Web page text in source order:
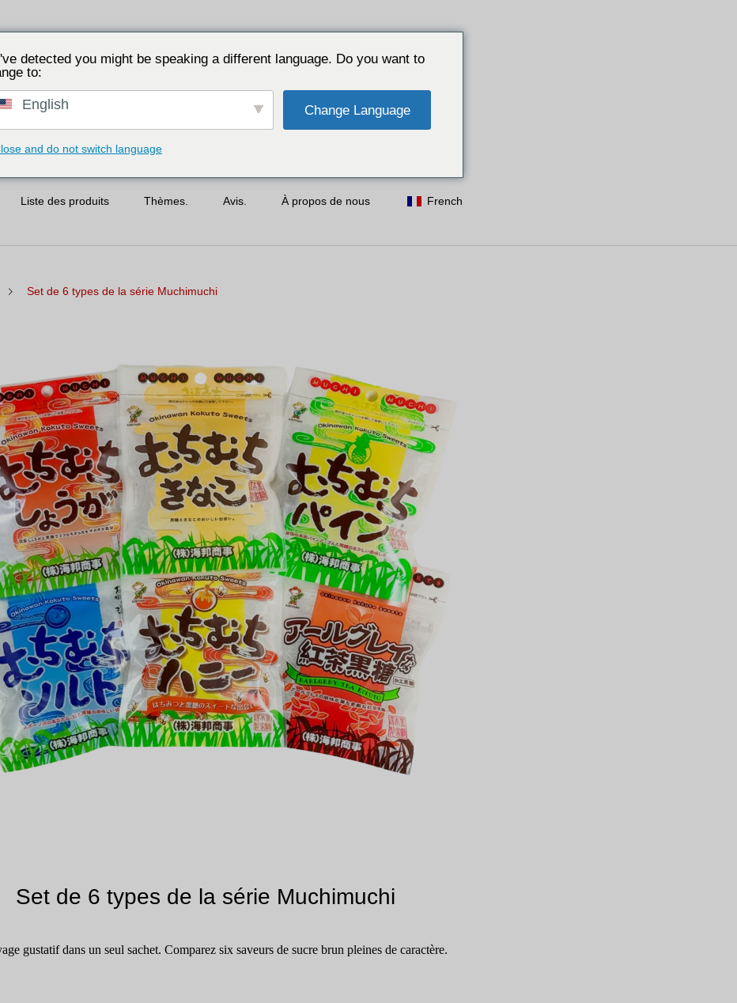
Liste des produits Thèmes. Avis. À propos de nous French
Set de 6 types de la série Muchimuchi
Set de 6 types de la série Muchimuchi
gustatif dans un seul sachet. Comparez six saveurs de sucre brun pleines de caractère.
detected you might be speaking a different language. Do you want to
to:
English Change Language
and do not switch language